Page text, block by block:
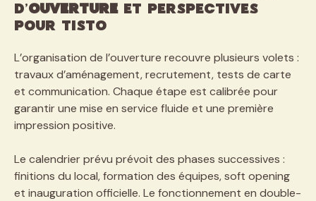
d’ouvertureet perspectives
pour Tisto
L’organisation de l’ouverture recouvre plusieurs volets :
travaux d’aménagement, recrutement, tests de carte
et communication. Chaque étape est calibrée pour
garantir une mise en service fluide et une première
impression positive.
Le calendrier prévu prévoit des phases successives :
finitions du local, formation des équipes, soft opening
et inauguration officielle. Le fonctionnement en double-